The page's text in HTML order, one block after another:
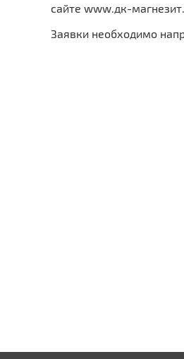
сайте www.дк-
Заявки необходимо